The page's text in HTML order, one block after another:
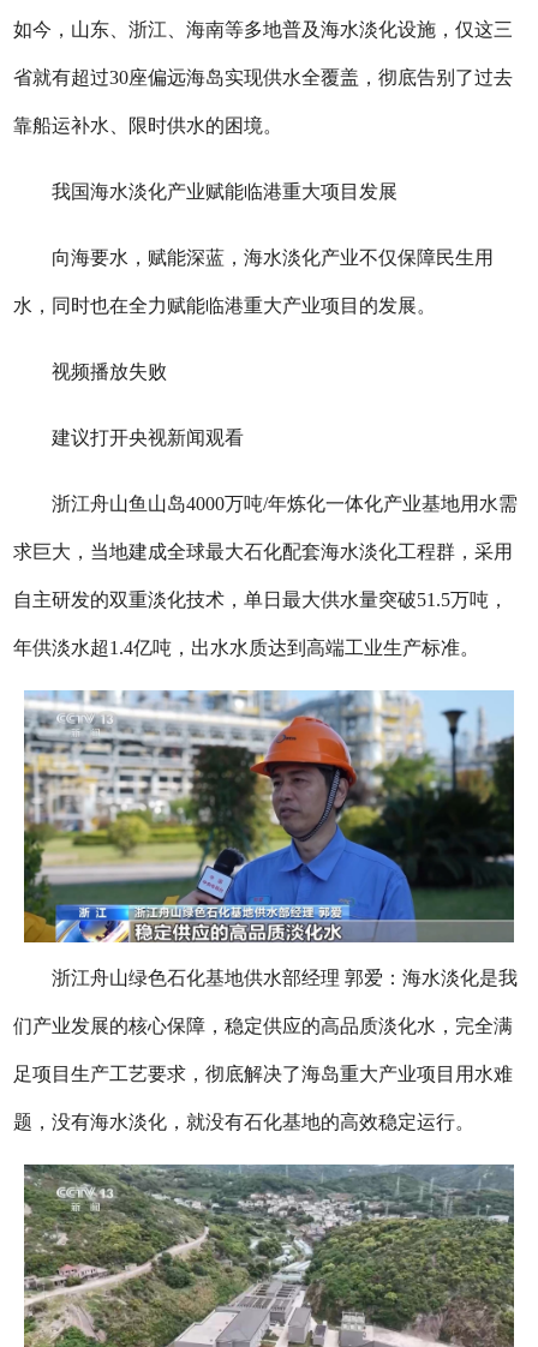
如今，山东、浙江、海南等多地普及海水淡化设施，仅这三
省就有超过30座偏远海岛实现供水全覆盖，彻底告别了过去
靠船运补水、限时供水的困境。
我国海水淡化产业赋能临港重大项目发展
向海要水，赋能深蓝，海水淡化产业不仅保障民生用
水，同时也在全力赋能临港重大产业项目的发展。
视频播放失败
建议打开央视新闻观看
浙江舟山鱼山岛4000万吨/年炼化一体化产业基地用水需
求巨大，当地建成全球最大石化配套海水淡化工程群，采用
自主研发的双重淡化技术，单日最大供水量突破51.5万吨，
年供淡水超1.4亿吨，出水水质达到高端工业生产标准。
浙江舟山绿色石化基地供水部经理 郭爱：海水淡化是我
们产业发展的核心保障，稳定供应的高品质淡化水，完全满
足项目生产工艺要求，彻底解决了海岛重大产业项目用水难
题，没有海水淡化，就没有石化基地的高效稳定运行。